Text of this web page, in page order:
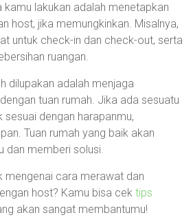
kamu lakukan adalah menetapkan
host, jika memungkinkan. Misalnya,
untuk check-in dan check-out, serta
ruangan.
dilupakan adalah menjaga
tuan rumah. Jika ada sesuatu
sesuai dengan harapanmu,
Tuan rumah yang baik akan
dan memberi solusi.
mengenai cara merawat dan
host? Kamu bisa cektips
akan sangat membantumu!